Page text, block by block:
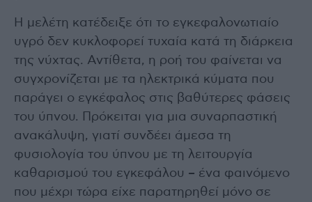
Η μελέτη κατέδειξε ότι το εγκεφαλονωτιαίο
υγρό δεν κυκλοφορεί τυχαία κατά τη διάρκεια
της νύχτας. Αντίθετα, η ροή του φαίνεται να
συγχρονίζεται με τα ηλεκτρικά κύματα που
παράγει ο εγκέφαλος στις βαθύτερες φάσεις
του ύπνου. Πρόκειται για μια συναρπαστική
ανακάλυψη, γιατί συνδέει άμεσα τη
φυσιολογία του ύπνου με τη λειτουργία
καθαρισμού του εγκεφάλου – ένα φαινόμενο
που μέχρι τώρα είχε παρατηρηθεί μόνο σε